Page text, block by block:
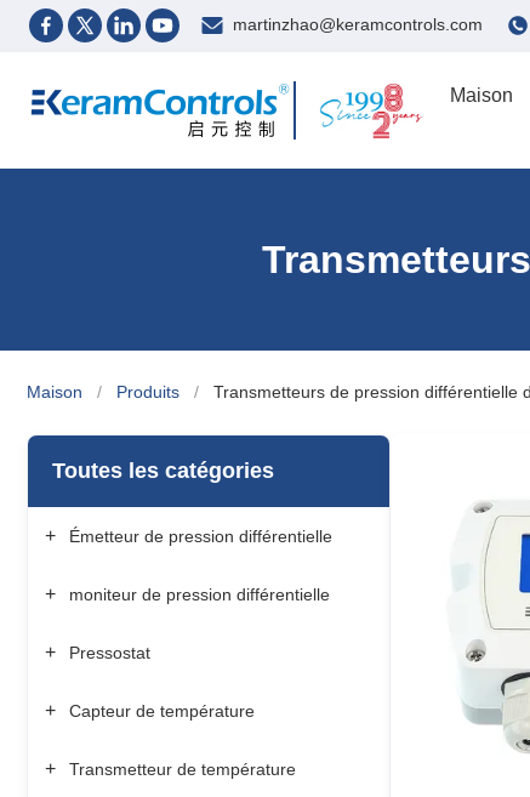
martinzhao@keramcontrols.com
Maison
Maison / Produits / Transmetteurs de pression différentielle
Toutes les catégories
+ Émetteur de pression différentielle
+ moniteur de pression différentielle
+ Pressostat
+ Capteur de température
+ Transmetteur de température